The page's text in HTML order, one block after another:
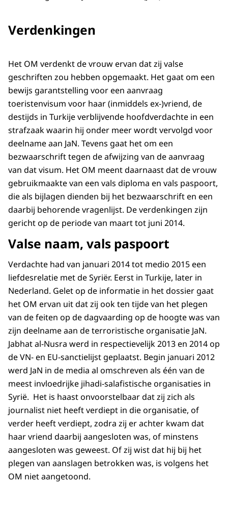
Verdenkingen
Het OM verdenkt de vrouw ervan dat zij valse
geschriften zou hebben opgemaakt. Het gaat om een
bewijs garantstelling voor een aanvraag
toeristenvisum voor haar (inmiddels ex-)vriend, de
destijds in Turkije verblijvende hoofdverdachte in een
strafzaakwaarin hij onder meer wordt vervolgd voor
deelname aan JaN. Tevens gaat het om een
bezwaarschrift tegen de afwijzing van de aanvraag
van dat visum. Het OM meent daarnaast dat de vrouw
gebruikmaakte van een vals diploma en vals paspoort,
die als bijlagen dienden bij het bezwaarschrift en een
daarbij behorende vragenlijst. De verdenkingen zijn
gericht op de periode van maart tot juni 2014.
Valse naam, vals paspoort
Verdachte had van januari 2014 tot medio 2015 een
liefdesrelatie met de Syriër. Eerst in Turkije, later in
Nederland. Gelet op de informatie in het dossier gaat
het OM ervan uit dat zij ook ten tijde van het plegen
van de feiten op de dagvaarding op de hoogte was van
zijn deelname aan de terroristische organisatie JaN.
Jabhat al-Nusra werd in respectievelijk 2013 en 2014 op
de VN- en EU-sanctielijst geplaatst. Begin januari 2012
werd JaN in de media al omschreven als één van de
meest invloedrijke jihadi-salafistische organisaties in
Syrië. Het is haast onvoorstelbaar dat zij zich als
journalist niet heeft verdiept in die organisatie, of
verder heeft verdiept, zodra zij er achter kwam dat
haar vriend daarbij aangesloten was, of minstens
aangesloten was geweest. Of zij wist dat hij bij het
plegen van aanslagen betrokken was, is volgens het
OM niet aangetoond.